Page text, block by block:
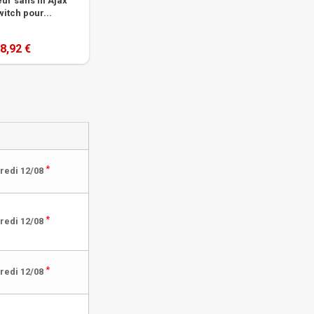
pour...
€
12/08 *
12/08 *
12/08 *